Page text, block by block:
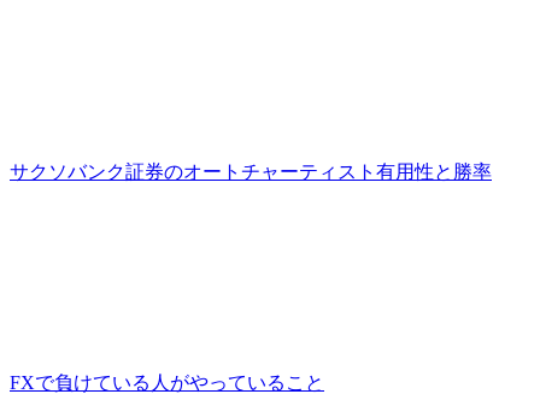
サクソバンク証券のオートチャーティスト有用性と勝率
FXで負けている人がやっていること